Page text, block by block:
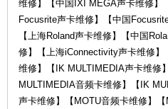
维修】【中国IXI MEGA声卡维修】
Focusrite声卡维修】【中国
【上海Roland声卡维修】【中国
修】【上海iConnectivity声卡维修
维修】【IK MULTIMEDIA声卡维修
MULTIMEDIA音频卡维修】【IK
声卡维修】【MOTU音频卡维修】